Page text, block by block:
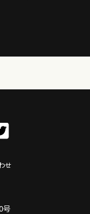
せ
号